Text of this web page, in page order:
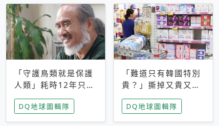
「守護鳥類就是保護
人類」耗時12年只為
追尋台灣最稀有的猛
禽 專訪《飛吧！熊
鷹》導演梁皆得
DQ地球圖輯隊
「難道只有韓國特別
貴？」撕掉又貴又難
用標籤，南韓2026推
公共衛生棉全面免費
DQ地球圖輯隊